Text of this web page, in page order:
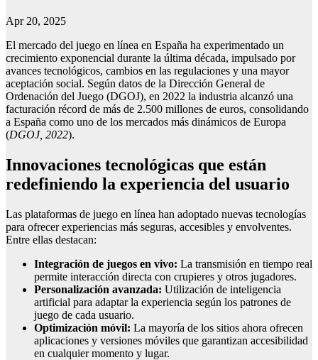
Apr 20, 2025
El mercado del juego en línea en España ha experimentado un
crecimiento exponencial durante la última década, impulsado por
avances tecnológicos, cambios en las regulaciones y una mayor
aceptación social. Según datos de la Dirección General de
Ordenación del Juego (DGOJ), en 2022 la industria alcanzó una
facturación récord de más de 2.500 millones de euros, consolidando
a España como uno de los mercados más dinámicos de Europa
(DGOJ, 2022).
Innovaciones tecnológicas que están
redefiniendo la experiencia del usuario
Las plataformas de juego en línea han adoptado nuevas tecnologías
para ofrecer experiencias más seguras, accesibles y envolventes.
Entre ellas destacan:
Integración de juegos en vivo: La transmisión en tiempo real
permite interacción directa con crupieres y otros jugadores.
Personalización avanzada: Utilización de inteligencia
artificial para adaptar la experiencia según los patrones de
juego de cada usuario.
Optimización móvil: La mayoría de los sitios ahora ofrecen
aplicaciones y versiones móviles que garantizan accesibilidad
en cualquier momento y lugar.